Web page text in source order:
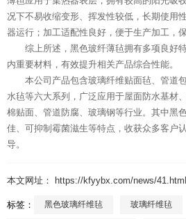
况下不易收缩变形、挥发性较低，长期使用
器运行；加工适配性良好，便于生产加工，
综上所述，黑色玻纤薄毡拥有多项良好
内重要材料，有效提升相关产品综合性能。
本公司产品包含玻璃纤维贴面毡、管道
水毡等六大系列，广泛应用于屋面防水基材
棉贴面、管道防腐、玻璃钢等行业。其中黑
佳、可抑制霉菌滋生等特点，收获众多客户
导。
本文网址： https://kfyybx.com/news/41.html
标签： 黑色玻璃纤维毡 玻璃纤维毡